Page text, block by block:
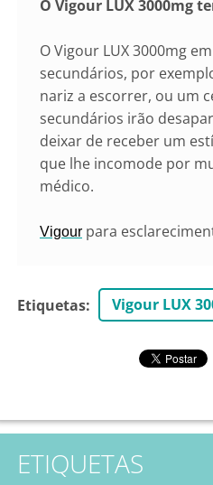
O Vigour LUX 3000mg
O Vigour LUX 3000mg
secundários, por
nariz a escorrer, ou um
secundários irão
deixar de receber um
que lhe incomode por
médico.
Vigour para
Etiquetas: Vigour LUX
ETIQUETAS